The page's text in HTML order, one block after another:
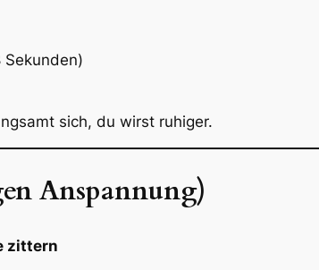
sich, du wirst ruhiger.
Anspannung)
zittern